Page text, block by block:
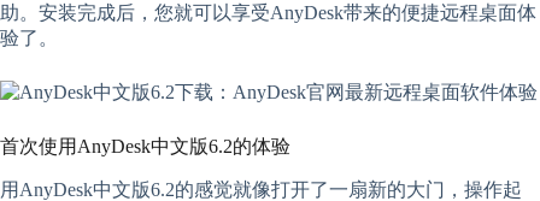
助。安装完成后，您就可以享受AnyDesk带来的便捷远程桌面体
验了。
首次使用AnyDesk中文版6.2的体验
用AnyDesk中文版6.2的感觉就像打开了一扇新的大门，操作起